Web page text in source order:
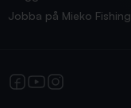
Jobba på Mieko Fishing
Facebook
YouTubeInstagram